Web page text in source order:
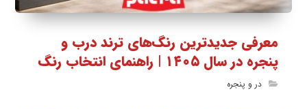
معرفی جدیدترین رنگ‌های ترند درب و
پنجره در سال ۱۴۰۵ | راهنمای انتخاب رنگ
در و پنجره